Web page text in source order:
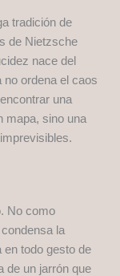
tradición de
de Nietzsche
nace del
ordena el caos
una
mapa, sino una
No como
la
en todo gesto de
de un jarrón que